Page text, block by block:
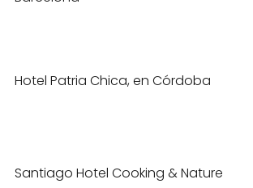
Hotel Patria Chica, en Córdoba
Santiago Hotel Cooking & Nature